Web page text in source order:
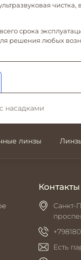
чистка,
срока
решения любых
насадками
линзы
Контакты
Санкт-
Есть